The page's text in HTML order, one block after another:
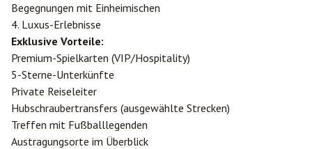
Begegnungen mit Einheimischen
4. Luxus-Erlebnisse
Exklusive Vorteile:
Premium-Spielkarten (VIP/Hospitality)
5-Sterne-Unterkünfte
Private Reiseleiter
Hubschraubertransfers (ausgewählte Strecken)
Treffen mit Fußballlegenden
Austragungsorte im Überblick